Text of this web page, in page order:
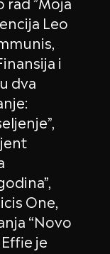
Leo
i
dva
One,
“Novo
je